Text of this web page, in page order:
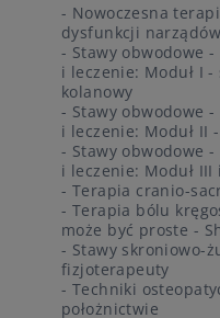
- Nowoczesna
dysfunkcji
- Stawy obwodowe
i leczenie: Moduł I
kolanowy
- Stawy obwodowe
i leczenie: Moduł II
- Stawy obwodowe
i leczenie: Moduł
- Terapia cranio-
- Terapia bólu
może być proste -
- Stawy skroniowo-
fizjoterapeuty
- Techniki
położnictwie